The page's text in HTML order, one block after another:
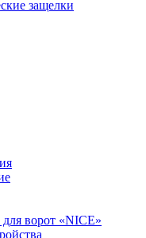
защелки
ворот «NICE»